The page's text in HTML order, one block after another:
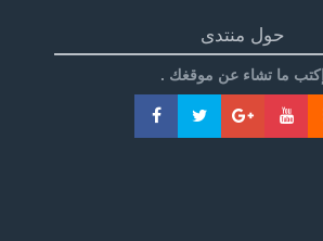
حول منتدى
إكتب ما تشاء عن موقغك .